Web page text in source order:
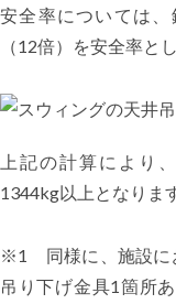
安全率については
（12倍）を安全率と
上記の計算により
1344kg以上となりま
※1 同様に、施設に
吊り下げ金具1箇所